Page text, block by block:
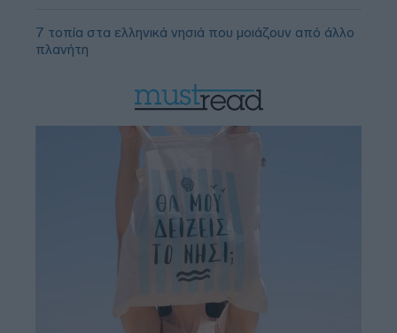
7 τοπία στα ελληνικά νησιά που μοιάζουν από άλλο
πλανήτη